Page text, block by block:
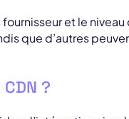
et le
que d’autres
?